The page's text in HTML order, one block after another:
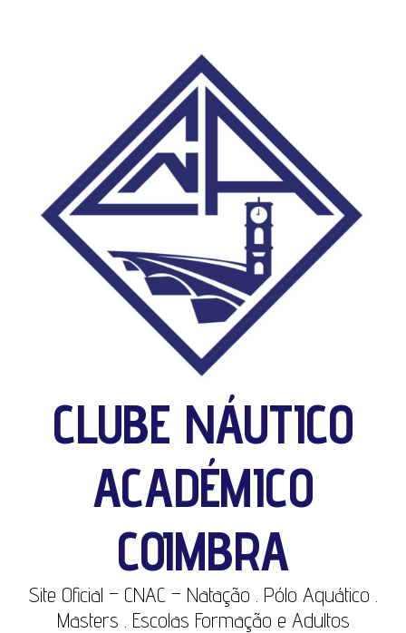
CLUBE NÁUTICO
ACADÉMICO
COIMBRA
Site Oficial – CNAC – Natação . Pólo Aquático .
Masters . Escolas Formação e Adultos